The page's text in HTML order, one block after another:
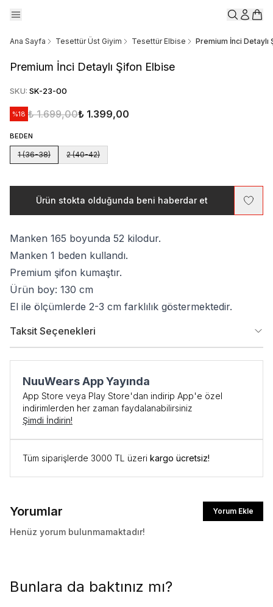
Ana Sayfa Tesettür Üst Giyim Tesettür Elbise Premium İnci Detaylı
Premium İnci Detaylı Şifon Elbise
SKU: SK-23-00
%18 ₺ 1.699,00₺ 1.399,00
BEDEN
1 (36-38) 2 (40-42)
Ürün stokta olduğunda beni haberdar et
Manken 165 boyunda 52 kilodur.
Manken 1 beden kullandı.
Premium şifon kumaştır.
Ürün boy: 130 cm
El ile ölçümlerde 2-3 cm farklılık göstermektedir.
Taksit Seçenekleri
NuuWears App Yayında
App Store veya Play Store'dan indirip App'e özel
indirimlerden her zaman faydalanabilirsiniz
Şimdi İndirin!
Tüm siparişlerde 3000 TL üzeri kargo ücretsiz!
Yorumlar Yorum Ekle
Henüz yorum bulunmamaktadır!
Bunlara da baktınız mı?